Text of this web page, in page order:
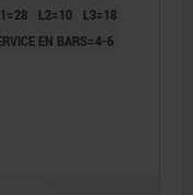
L2=10
L3=18
EN BARS=4-6